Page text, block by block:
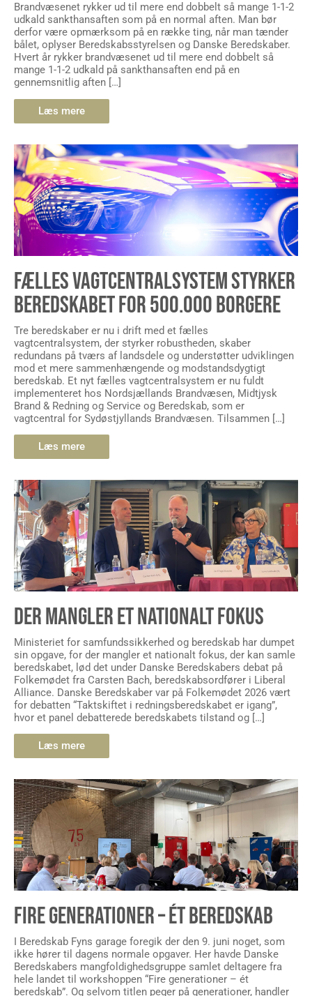
Brandvæsenet rykker ud til mere end dobbelt så mange 1-1-2
udkald sankthansaften som på en normal aften. Man bør
derfor være opmærksom på en række ting, når man tænder
bålet, oplyser Beredskabsstyrelsen og Danske Beredskaber.
Hvert år rykker brandvæsenet ud til mere end dobbelt så
mange 1-1-2 udkald på sankthansaften end på en
gennemsnitlig aften […]
Læs mere
FÆLLES VAGTCENTRALSYSTEM STYRKER
BEREDSKABET FOR 500.000 BORGERE
Tre beredskaber er nu i drift med et fælles
vagtcentralsystem, der styrker robustheden, skaber
redundans på tværs af landsdele og understøtter udviklingen
mod et mere sammenhængende og modstandsdygtigt
beredskab. Et nyt fælles vagtcentralsystem er nu fuldt
implementeret hos Nordsjællands Brandvæsen, Midtjysk
Brand & Redning og Service og Beredskab, som er
vagtcentral for Sydøstjyllands Brandvæsen. Tilsammen […]
Læs mere
DER MANGLER ET NATIONALT FOKUS
Ministeriet for samfundssikkerhed og beredskab har dumpet
sin opgave, for der mangler et nationalt fokus, der kan samle
beredskabet, lød det under Danske Beredskabers debat på
Folkemødet fra Carsten Bach, beredskabsordfører i Liberal
Alliance. Danske Beredskaber var på Folkemødet 2026 vært
for debatten “Taktskiftet i redningsberedskabet er igang”,
hvor et panel debatterede beredskabets tilstand og […]
Læs mere
FIRE GENERATIONER – ÉT BEREDSKAB
I Beredskab Fyns garage foregik der den 9. juni noget, som
ikke hører til dagens normale opgaver. Her havde Danske
Beredskabers mangfoldighedsgruppe samlet deltagere fra
hele landet til workshoppen “Fire generationer – ét
beredskab”. Og selvom titlen peger på generationer, handler